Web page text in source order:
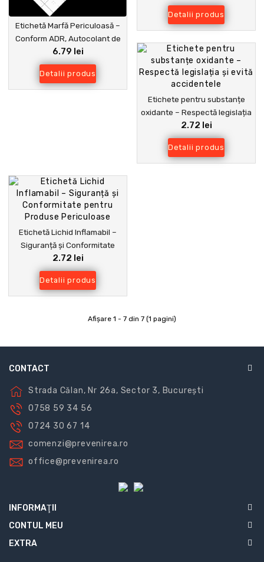
Etichetă Marfă Periculoasă –
Conform ADR, Autocolant de
Siguranță pentru Transport și
Depozitare
6.79 lei
Detalii produs
Transport
Detalii produs
Etichete pentru substanțe
oxidante – Respectă legislația
și evită accidentele
2.72 lei
Detalii produs
Etichetă Lichid Inflamabil –
Siguranță și Conformitate
pentru Produse Periculoase
2.72 lei
Detalii produs
Afişare 1 - 7 din 7 (1 pagini)
CONTACT
Strada Călan, Nr 26a, Sector 3, București
0758 59 34 56
0724 30 67 14
comenzi@prevenirea.ro
office@prevenirea.ro
INFORMAŢII
CONTUL MEU
EXTRA